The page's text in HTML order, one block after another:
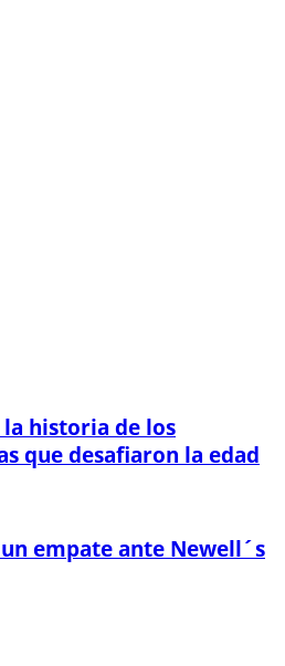
la historia de los
que desafiaron la edad
empate ante Newell´s